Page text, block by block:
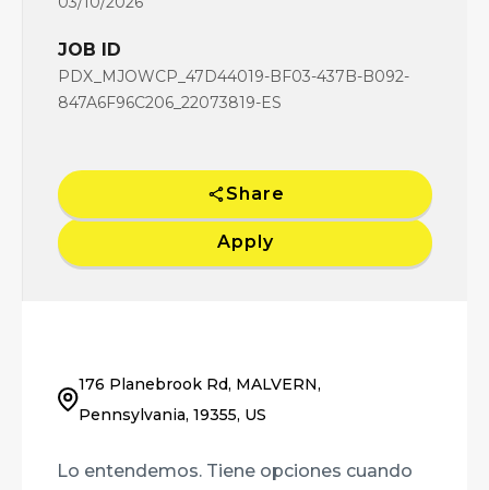
JOB ID
PDX_MJOWCP_47D44019-BF03-437B-B092-
847A6F96C206_22073819-ES
Share
Apply
176 Planebrook Rd, MALVERN,
Pennsylvania, 19355, US
Lo entendemos. Tiene opciones cuando